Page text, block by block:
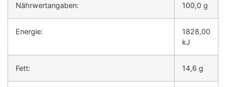
Nährwertangaben: 100,0 g
Energie:
1828,00
kJ
Fett: 14,6 g